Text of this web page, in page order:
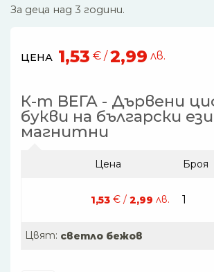
За деца над 3 години.
ЦЕНА 1,53 € /2,99 лв.
К-т ВЕГА - Дървени
букви на български
магнитни
Цена Броя
1,53€ / 2,99 лв.
Цвят: светло бежов